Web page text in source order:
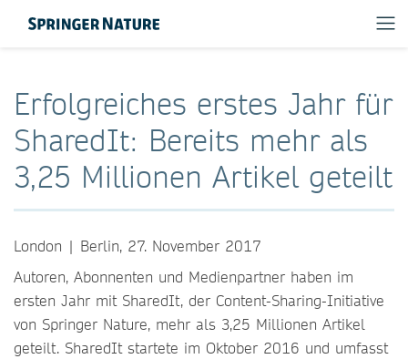
Erfolgreiches erstes Jahr für
SharedIt: Bereits mehr als
3,25 Millionen Artikel geteilt
London | Berlin, 27. November 2017
Autoren, Abonnenten und Medienpartner haben im
ersten Jahr mit SharedIt, der Content-Sharing-Initiative
von Springer Nature, mehr als 3,25 Millionen Artikel
geteilt. SharedIt startete im Oktober 2016 und umfasst